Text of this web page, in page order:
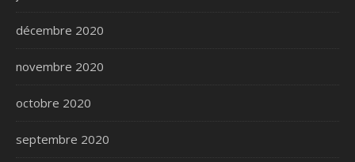
décembre 2020
novembre 2020
octobre 2020
septembre 2020